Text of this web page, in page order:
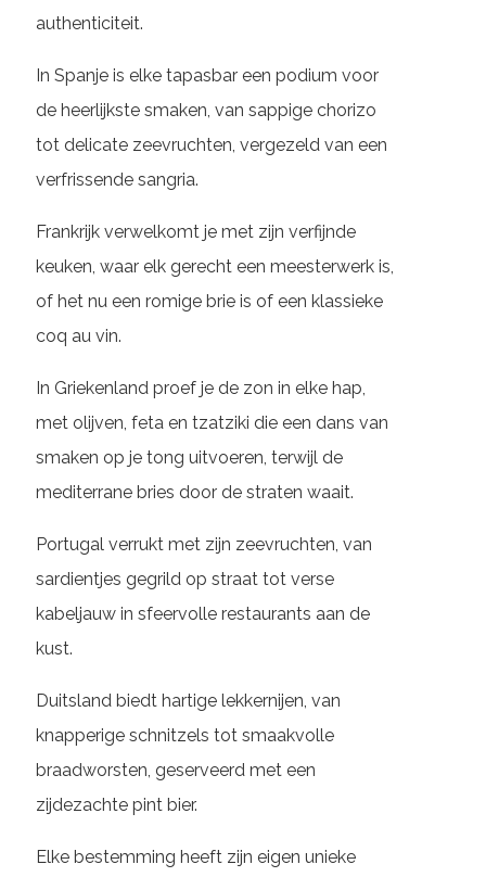
authenticiteit.
In Spanje is elke tapasbar een podium voor
de heerlijkste smaken, van sappige chorizo
tot delicate zeevruchten, vergezeld van een
verfrissende sangria.
Frankrijk verwelkomt je met zijn verfijnde
keuken, waar elk gerecht een meesterwerk is,
of het nu een romige brie is of een klassieke
coq au vin.
In Griekenland proef je de zon in elke hap,
met olijven, feta en tzatziki die een dans van
smaken op je tong uitvoeren, terwijl de
mediterrane bries door de straten waait.
Portugal verrukt met zijn zeevruchten, van
sardientjes gegrild op straat tot verse
kabeljauw in sfeervolle restaurants aan de
kust.
Duitsland biedt hartige lekkernijen, van
knapperige schnitzels tot smaakvolle
braadworsten, geserveerd met een
zijdezachte pint bier.
Elke bestemming heeft zijn eigen unieke